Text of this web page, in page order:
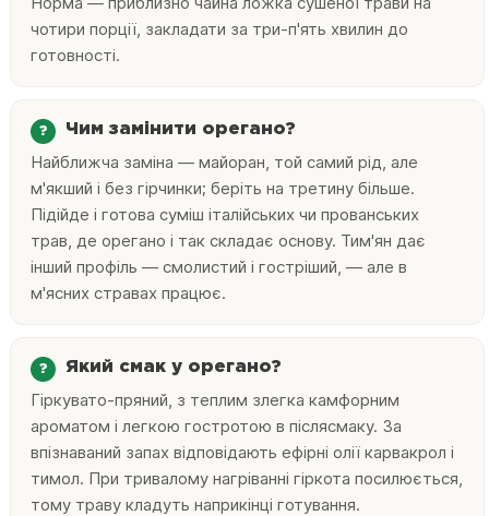
чотири порції, закладати за три-п'ять хвилин до
готовності.
Чим замінити орегано?
Найближча заміна — майоран, той самий рід, але
м'якший і без гірчинки; беріть на третину більше.
Підійде і готова суміш італійських чи прованських
трав, де орегано і так складає основу. Тим'ян дає
інший профіль — смолистий і гостріший, — але в
м'ясних стравах працює.
Який смак у орегано?
Гіркувато-пряний, з теплим злегка камфорним
ароматом і легкою гостротою в післясмаку. За
впізнаваний запах відповідають ефірні олії карвакрол і
тимол. При тривалому нагріванні гіркота посилюється,
тому траву кладуть наприкінці готування.